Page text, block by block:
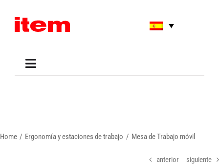
content
Toggle
Home Ergonomía y estaciones de trabajo Mesa de Trabajo móvil
anterior siguiente